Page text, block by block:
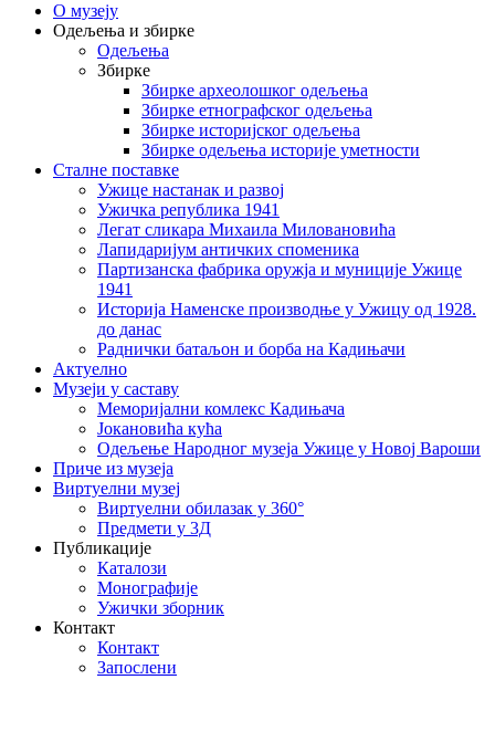
О музеју
Одељења и збирке
Одељења
Збирке
Збирке археолошког одељења
Збирке етнографског одељења
Збирке историјског одељења
Збирке одељења историје уметности
Сталне поставке
Ужице настанак и развој
Ужичка република 1941
Легат сликара Михаила Миловановића
Лапидаријум античких споменика
Партизанска фабрика оружја и муниције Ужице
1941
Историја Наменске производње у Ужицу од 1928.
до данас
Раднички батаљон и борба на Кадињачи
Актуелно
Музеји у саставу
Меморијални комлекс Кадињача
Јокановића кућа
Oдељење Народног музеја Ужице у Новој Вароши
Приче из музеја
Виртуелни музеј
Виртуелни обилазак у 360°
Предмети у 3Д
Публикације
Каталози
Монографије
Ужички зборник
Контакт
Контакт
Запослени